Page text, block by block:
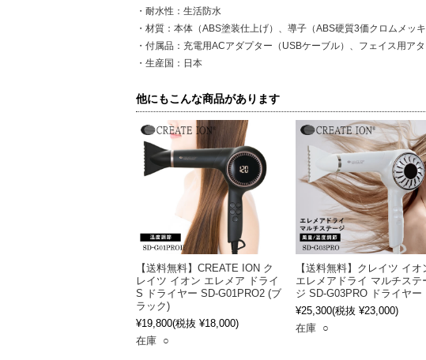
・耐水性：生活防水
・材質：本体（ABS塗装仕上げ）、導子（ABS硬質3価クロムメッ
・付属品：充電用ACアダプター（USBケーブル）、フェイス用ア
・生産国：日本
他にもこんな商品があります
【送料無料】CREATE ION ク
レイツ イオン エレメア ドライ
S ドライヤー SD-G01PRO2 (ブ
ラック)
¥19,800(税抜 ¥18,000)
在庫 ○
【送料無料】クレイツ イオ
エレメアドライ マルチステ
ジ SD-G03PRO ドライヤー
¥25,300(税抜 ¥23,000)
在庫 ○